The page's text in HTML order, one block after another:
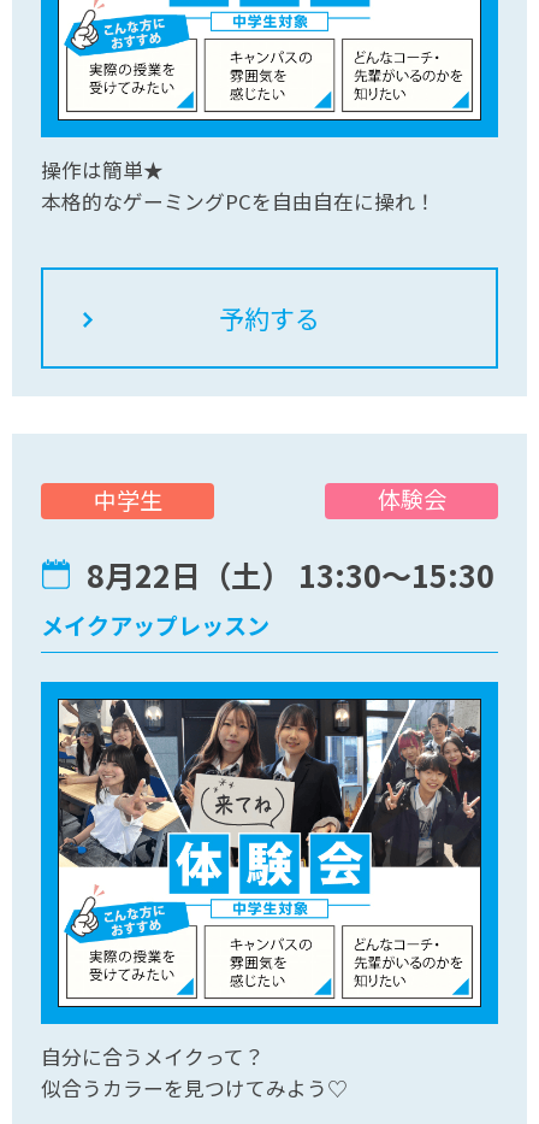
操作は簡単★
本格的なゲーミングPCを自由自在に操れ！
体験会
8月22日（土） 13:30〜15:30
中学生
メイクアップレッスン
自分に合うメイクって？
似合うカラーを見つけてみよう♡